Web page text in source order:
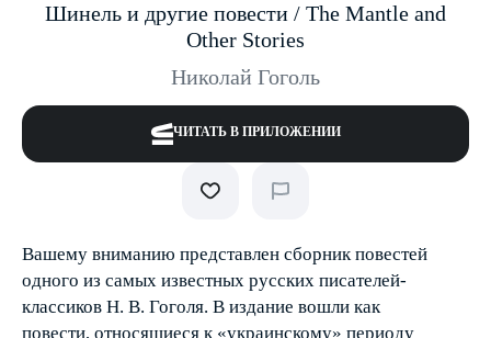
Шинель и другие повести / The Mantle and
Other Stories
Николай Гоголь
ЧИТАТЬ В ПРИЛОЖЕНИИ
Вашему вниманию представлен сборник повестей
одного из самых известных русских писателей-
классиков Н. В. Гоголя. В издание вошли как
повести, относящиеся к «украинскому» периоду